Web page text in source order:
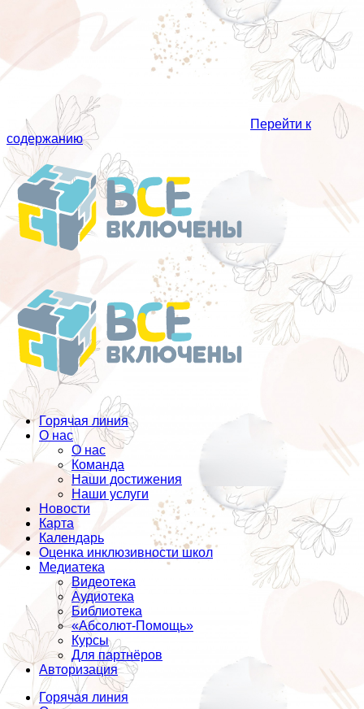
Перейти к
содержанию
Горячая линия
О нас
О нас
Команда
Наши достижения
Наши услуги
Новости
Карта
Календарь
Оценка инклюзивности школ
Медиатека
Видеотека
Аудиотека
Библиотека
«Абсолют-Помощь»
Курсы
Для партнёров
Авторизация
Горячая линия